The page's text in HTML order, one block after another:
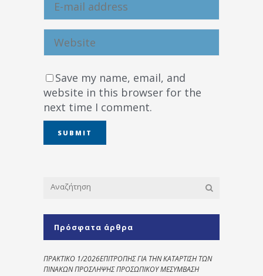
Save my name, email, and
website in this browser for the
next time I comment.
Πρόσφατα άρθρα
ΠΡΑΚΤΙΚΟ 1/2026ΕΠΙΤΡΟΠΗΣ ΓΙΑ ΤΗΝ ΚΑΤΑΡΤΙΣΗ ΤΩΝ
ΠΙΝΑΚΩΝ ΠΡΟΣΛΗΨΗΣ ΠΡΟΣΩΠΙΚΟΥ ΜΕΣΥΜΒΑΣΗ